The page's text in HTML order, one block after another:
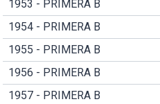
1953 - PRIMERA B
1954 - PRIMERA B
1955 - PRIMERA B
1956 - PRIMERA B
1957 - PRIMERA B